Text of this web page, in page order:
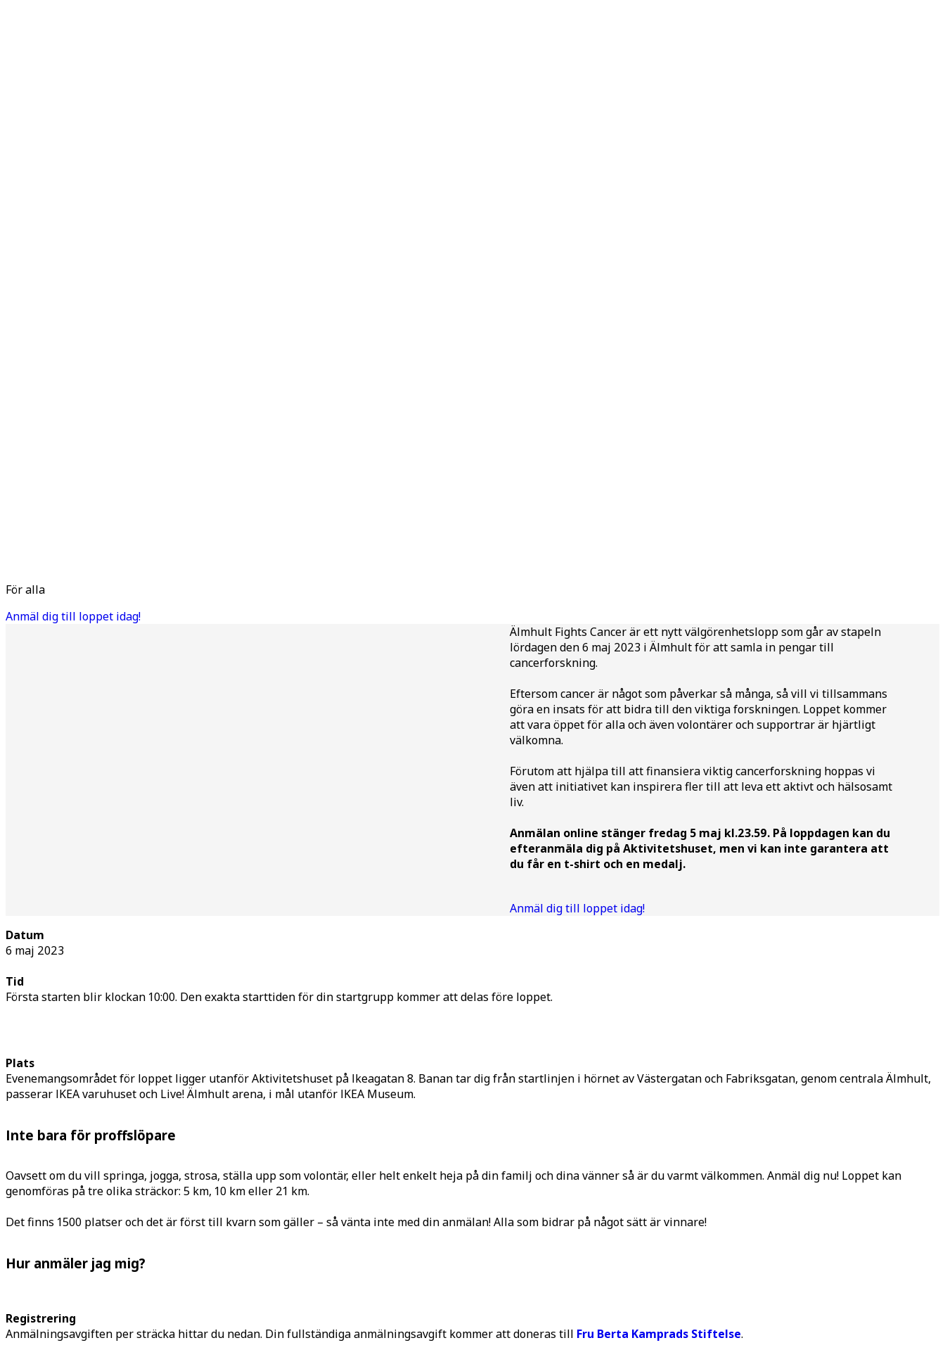
För alla
Anmäl dig till loppet idag!
Älmhult Fights Cancer är ett nytt välgörenhetslopp som går av stapeln
lördagen den 6 maj 2023 i Älmhult för att samla in pengar till
cancerforskning.
Eftersom cancer är något som påverkar så många, så vill vi tillsammans
göra en insats för att bidra till den viktiga forskningen. Loppet kommer
att vara öppet för alla och även volontärer och supportrar är hjärtligt
välkomna.
Förutom att hjälpa till att finansiera viktig cancerforskning hoppas vi
även att initiativet kan inspirera fler till att leva ett aktivt och hälsosamt
liv.
Anmälan online stänger fredag 5 maj kl.23.59. På loppdagen kan du
efteranmäla dig på Aktivitetshuset, men vi kan inte garantera att
du får en t-shirt och en medalj.
Anmäl dig till loppet idag!
Datum
6 maj 2023
Tid
Första starten blir klockan 10:00. Den exakta starttiden för din startgrupp kommer att delas före loppet.
Plats
Evenemangsområdet för loppet ligger utanför Aktivitetshuset på Ikeagatan 8. Banan tar dig från startlinjen i hörnet av Västergatan och Fabriksgatan, genom centrala Älmhult,
passerar IKEA varuhuset och Live! Älmhult arena, i mål utanför IKEA Museum.
Inte bara för proffslöpare
Oavsett om du vill springa, jogga, strosa, ställa upp som volontär, eller helt enkelt heja på din familj och dina vänner så är du varmt välkommen. Anmäl dig nu! Loppet kan
genomföras på tre olika sträckor: 5 km, 10 km eller 21 km.
Det finns 1500 platser och det är först till kvarn som gäller ­– så vänta inte med din anmälan! Alla som bidrar på något sätt är vinnare!
Hur anmäler jag mig?
Registrering
Anmälningsavgiften per sträcka hittar du nedan. Din fullständiga anmälningsavgift kommer att doneras till Fru Berta Kamprads Stiftelse.